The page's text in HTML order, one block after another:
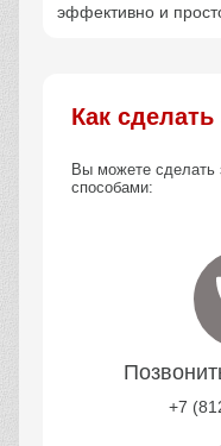
эффективно и
Как сделать
Вы можете сделать
способами:
+7